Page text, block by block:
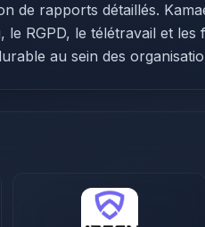
de rapports détaillés.
le RGPD, le télétravail et
au sein des